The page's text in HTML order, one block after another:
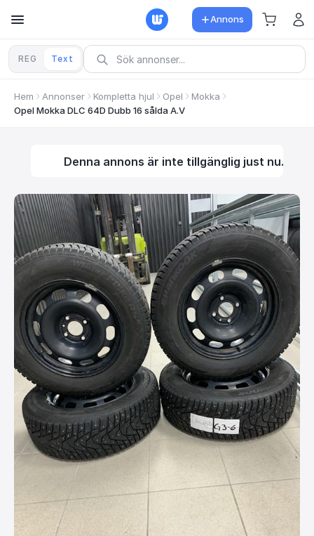
Annons
REG Text
Hem Annonser Kompletta hjul Opel
Mokka
Opel Mokka DLC 64D Dubb 16 sålda A.V
Denna annons är inte tillgänglig just nu.